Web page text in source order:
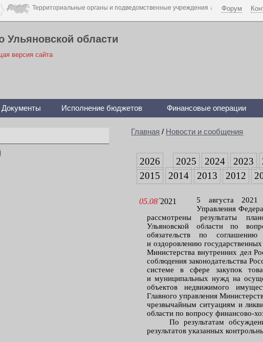
Форум
Ульяновской области
версия сайта
Документы Исполнение бюджетов Финансовые операции
Главная / Новости и сообщения
2026
2025 2024 2023
2015
2014 2013 2012
05.08´2021
5 августа 2021
Управления
рассмотрены результаты
Ульяновской области по
обязательств по
и оздоровлению
Министерства внутренних дел
соблюдения законодательства
системе в сфере закупок
и муниципальных нужд на
объектов недвижимого
Главного управления
чрезвычайным ситуациям и
области по вопросу финансово-
По результатам
результатов указанных